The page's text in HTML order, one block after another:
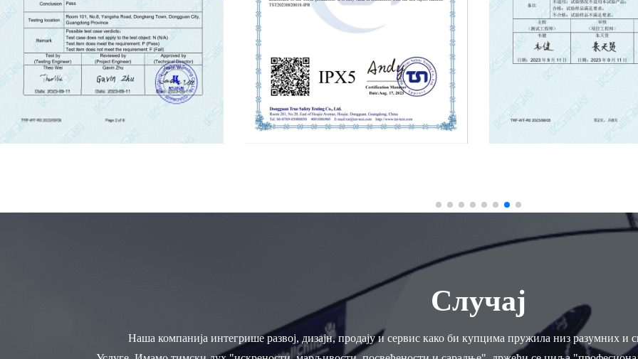
Случај
Наша компанија интегрише развој, дизајн, продају и сервис како би купцима пружила низ разумних и